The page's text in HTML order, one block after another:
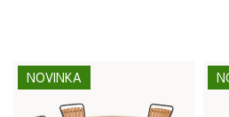
NOVINKA